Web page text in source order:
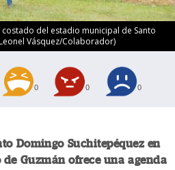
del estadio municipal de Santo
Vásquez/Colaborador)
0 0 0
Domingo Suchitepéquez en
Guzmán ofrece una agenda